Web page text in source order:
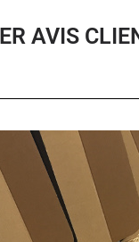
AVIS